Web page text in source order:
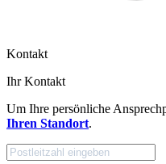
Kontakt
Ihr Kontakt
Um Ihre persönliche
Ihren Standort.